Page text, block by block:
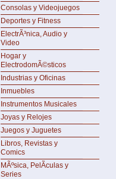
Consolas y Videojuegos
Deportes y Fitness
ElectrÃ³nica, Audio y
Video
Hogar y
ElectrodomÃ©sticos
Industrias y Oficinas
Inmuebles
Instrumentos Musicales
Joyas y Relojes
Juegos y Juguetes
Libros, Revistas y
Comics
MÃºsica, PelÃ­culas y
Series